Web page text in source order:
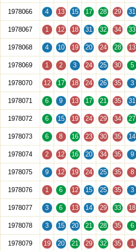
1978066 4 13 15 17 28 29 31
1978067 1 12 18 31 32 34 33
1978068 4 10 19 20 24 28 13
1978069 1 2 3 24 25 30 5
1978070 12 17 18 24 26 35 3
1978071 6 9 13 17 21 35 31
1978072 6 15 19 24 29 34 27
1978073 6 8 16 23 30 35 14
1978074 2 12 16 20 34 35 9
1978075 9 12 19 24 25 35 8
1978076 1 6 12 15 25 35 3
1978077 3 6 13 14 29 33 18
1978078 3 15 20 21 28 35 6
1978079 19 20 21 29 32 35 1